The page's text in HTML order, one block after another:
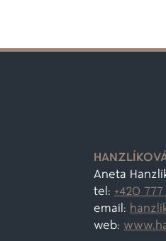
Aneta
tel: +420 777
email:
web: